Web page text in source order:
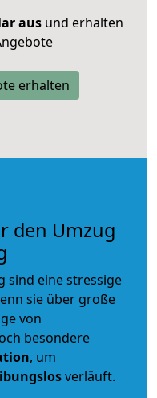
ausund erhalten
erhalten
den Umzug
sind eine stressige
sie über große
von
besondere
, um
verläuft.